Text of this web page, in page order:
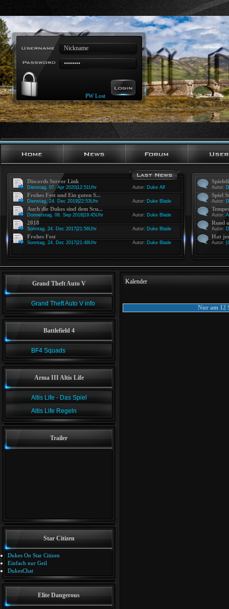
PW Lost
Discords Server Link
Dienstag, 07. Apr 2020|12:51Uhr Autor: Duke Alf
Frohes Fest und Ein guten S...
Dienstag, 24. Dec 2019|22:53Uhr Autor: Duke Blade
Auch die Dukes sind dem Scu...
Donnerstag, 06. Sep 2018|19:45Uhr Autor: Duke Blade
2018
Sonntag, 24. Dec 2017|21:56Uhr Autor: Duke Blade
Frohes Fest
Sonntag, 24. Dec 2017|21:48Uhr Autor: Duke Blade
Autor:
Spiel
Autor:
Autor:
Rund
Autor:
Hat
Autor:
Grand Theft Auto V
Grand Theft Auto V info
Battlefield 4
BF4 Squads
Arma III Altis Life
Altis Life - Das Spiel
Altis Life Regeln
Trailer
Star Citizen
Dukes On Star Citizen
Einfach nur Geil
DukesChat
Elite Dangerous
Kalender
Nur am 12